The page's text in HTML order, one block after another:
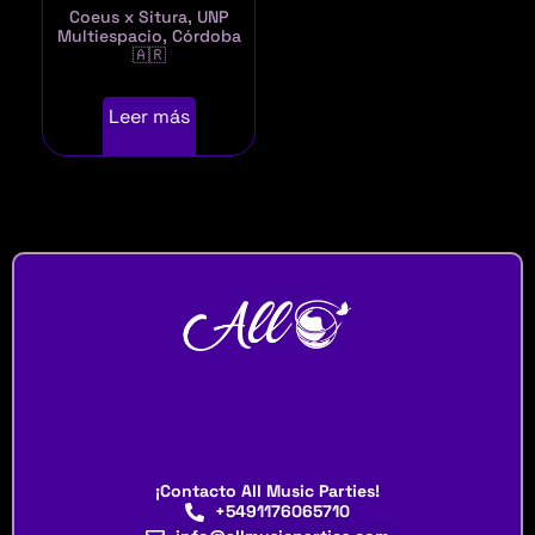
Coeus x Situra, UNP
Multiespacio, Córdoba
🇦🇷
Leer más
¡Contacto All Music Parties!
+5491176065710